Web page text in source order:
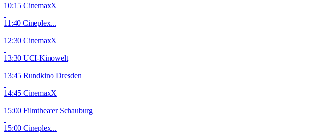
10:15 CinemaxX
11:40 Cineplex...
12:30 CinemaxX
13:30 UCI-Kinowelt
13:45 Rundkino Dresden
14:45 CinemaxX
15:00 Filmtheater Schauburg
15:00 Cineplex...